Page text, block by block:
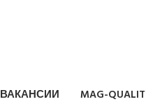
ВАКАНСИИ MAG-